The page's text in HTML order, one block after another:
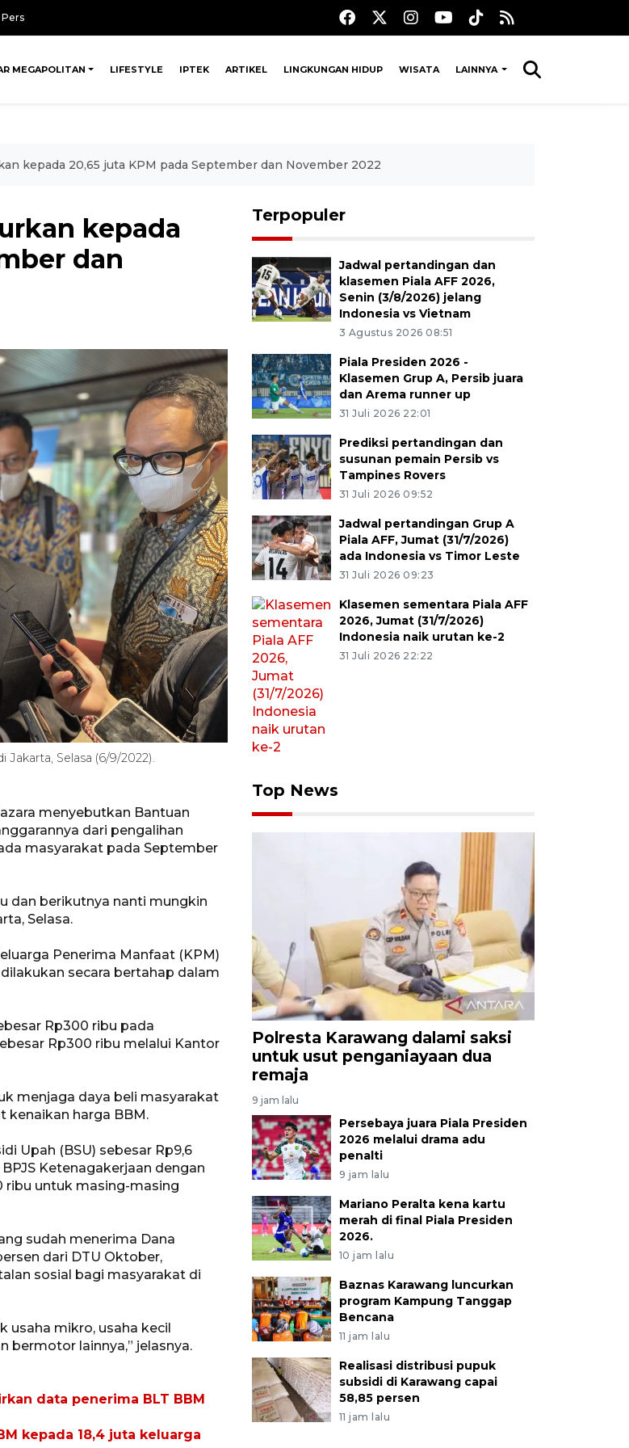
Pers
MEGAPOLITAN LIFESTYLE IPTEK ARTIKEL LINGKUNGAN HIDUP WISATA LAINNYA
kepada 20,65 juta KPM pada September dan November 2022
kepada
dan
Selasa (6/9/2022).
menyebutkan Bantuan
dari pengalihan
masyarakat pada September
dan berikutnya nanti mungkin
Selasa.
Penerima Manfaat (KPM)
secara bertahap dalam
Rp300 ribu pada
Rp300 ribu melalui Kantor
menjaga daya beli masyarakat
kenaikan harga BBM.
Upah (BSU) sebesar Rp9,6
Ketenagakerjaan dengan
ribu untuk masing-masing
sudah menerima Dana
dari DTU Oktober,
sosial bagi masyarakat di
usaha mikro, usaha kecil
bermotor lainnya,” jelasnya.
data penerima BLT BBM
kepada 18,4 juta keluarga
Terpopuler
Jadwal pertandingan dan
klasemen Piala AFF 2026,
Senin (3/8/2026) jelang
Indonesia vs Vietnam
3 Agustus 2026 08:51
Piala Presiden 2026 -
Klasemen Grup A, Persib juara
dan Arema runner up
31 Juli 2026 22:01
Prediksi pertandingan dan
susunan pemain Persib vs
Tampines Rovers
31 Juli 2026 09:52
Jadwal pertandingan Grup A
Piala AFF, Jumat (31/7/2026)
ada Indonesia vs Timor Leste
31 Juli 2026 09:23
Klasemen sementara Piala AFF
2026, Jumat (31/7/2026)
Indonesia naik urutan ke-2
31 Juli 2026 22:22
Top News
Polresta Karawang dalami saksi
untuk usut penganiayaan dua
remaja
9 jam lalu
Persebaya juara Piala Presiden
2026 melalui drama adu
penalti
9 jam lalu
Mariano Peralta kena kartu
merah di final Piala Presiden
2026.
10 jam lalu
Baznas Karawang luncurkan
program Kampung Tanggap
Bencana
11 jam lalu
Realisasi distribusi pupuk
subsidi di Karawang capai
58,85 persen
11 jam lalu